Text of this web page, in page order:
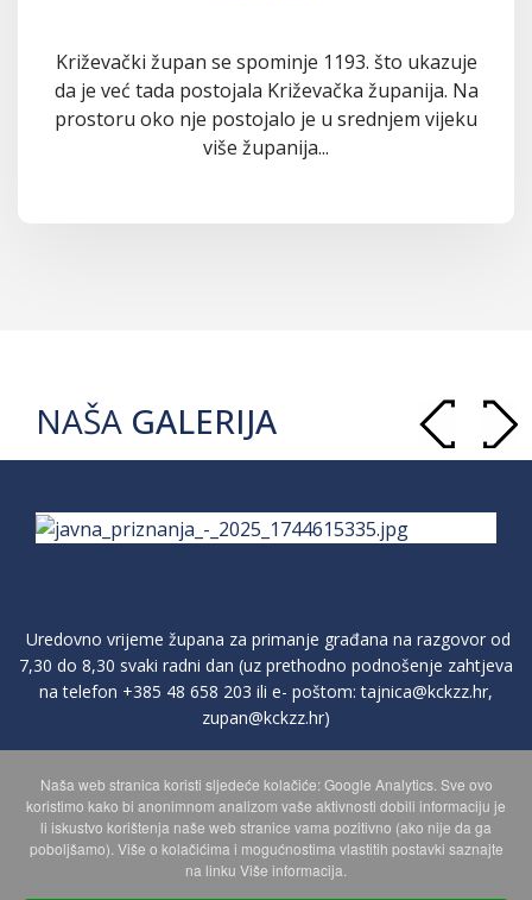
Križevački župan se spominje 1193. što ukazuje
da je već tada postojala Križevačka županija. Na
prostoru oko nje postojalo je u srednjem vijeku
više županija...
NAŠA GALERIJA
Uredovno vrijeme župana za primanje građana na razgovor od
7,30 do 8,30 svaki radni dan (uz prethodno podnošenje zahtjeva
na telefon +385 48 658 203 ili e- poštom:tajnica@kckzz.hr,
zupan@kckzz.hr)
POLITIKA ZAŠTITE PRIVATNOSTI OSOBNIH PODATAKA
MAPA WEBA
Naša web stranica koristi sljedeće kolačiće: Google Analytics. Sve ovo
koristimo kako bi anonimnom analizom vaše aktivnosti dobili informaciju je
li iskustvo korištenja naše web stranice vama pozitivno (ako nije da ga
poboljšamo). Više o kolačićima i mogućnostima vlastitih postavki saznajte
na linku Više informacija.